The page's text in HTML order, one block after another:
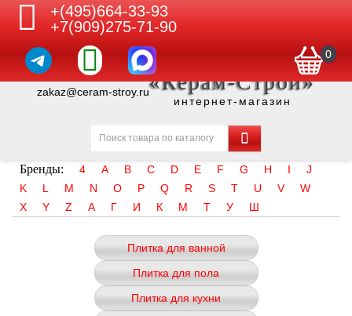
+(495)664-33-93
+7(909)275-71-90
0
zakaz@ceram-stroy.ru«Керам-Строй»
интернет-магазин
Бренды: 4 A B C D E F G H I
J
K
L M N O P Q R S T U V
W
X
Y Z А Г И К М Т У Ш
Плитка для ванной
Плитка для пола
Плитка для кухни